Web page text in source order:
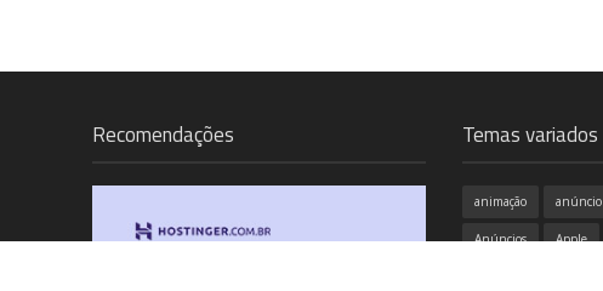
Recomendações Temas variados
animação anúncio
Anúncios Apple